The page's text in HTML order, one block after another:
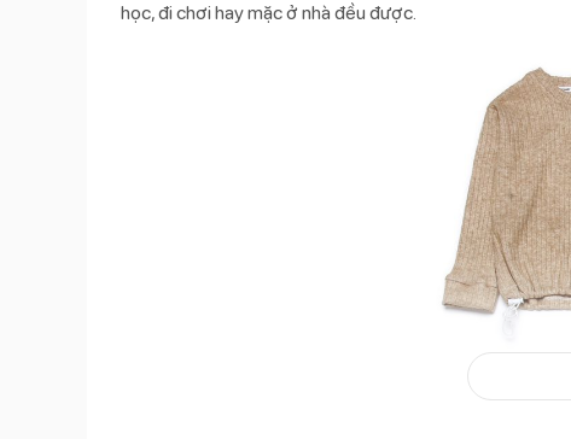
học, đi chơi hay mặc ở nhà đều được.